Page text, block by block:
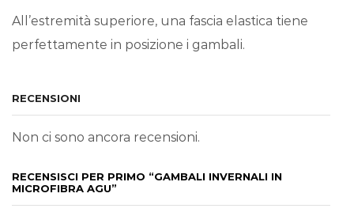
All’estremità superiore, una fascia elastica tiene
perfettamente in posizione i gambali.
RECENSIONI
Non ci sono ancora recensioni.
RECENSISCI PER PRIMO “GAMBALI INVERNALI IN
MICROFIBRA AGU”